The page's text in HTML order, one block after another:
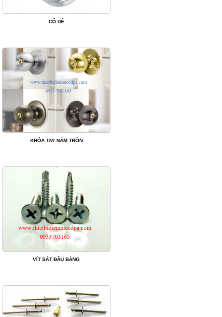
CỔ DÊ
KHÓA TAY NẮM TRÒN
VÍT SẮT ĐẦU BẰNG